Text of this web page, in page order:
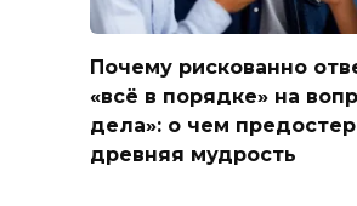
Почему рискованно
«всё в порядке» на
дела»: о чем
древняя мудрость